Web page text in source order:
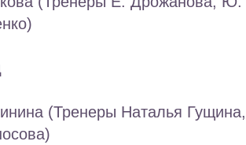
(Тренеры Наталья